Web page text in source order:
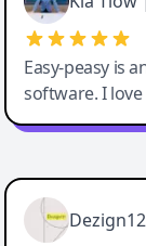
Easy-peasy is
software. I love
Easy-Peasy